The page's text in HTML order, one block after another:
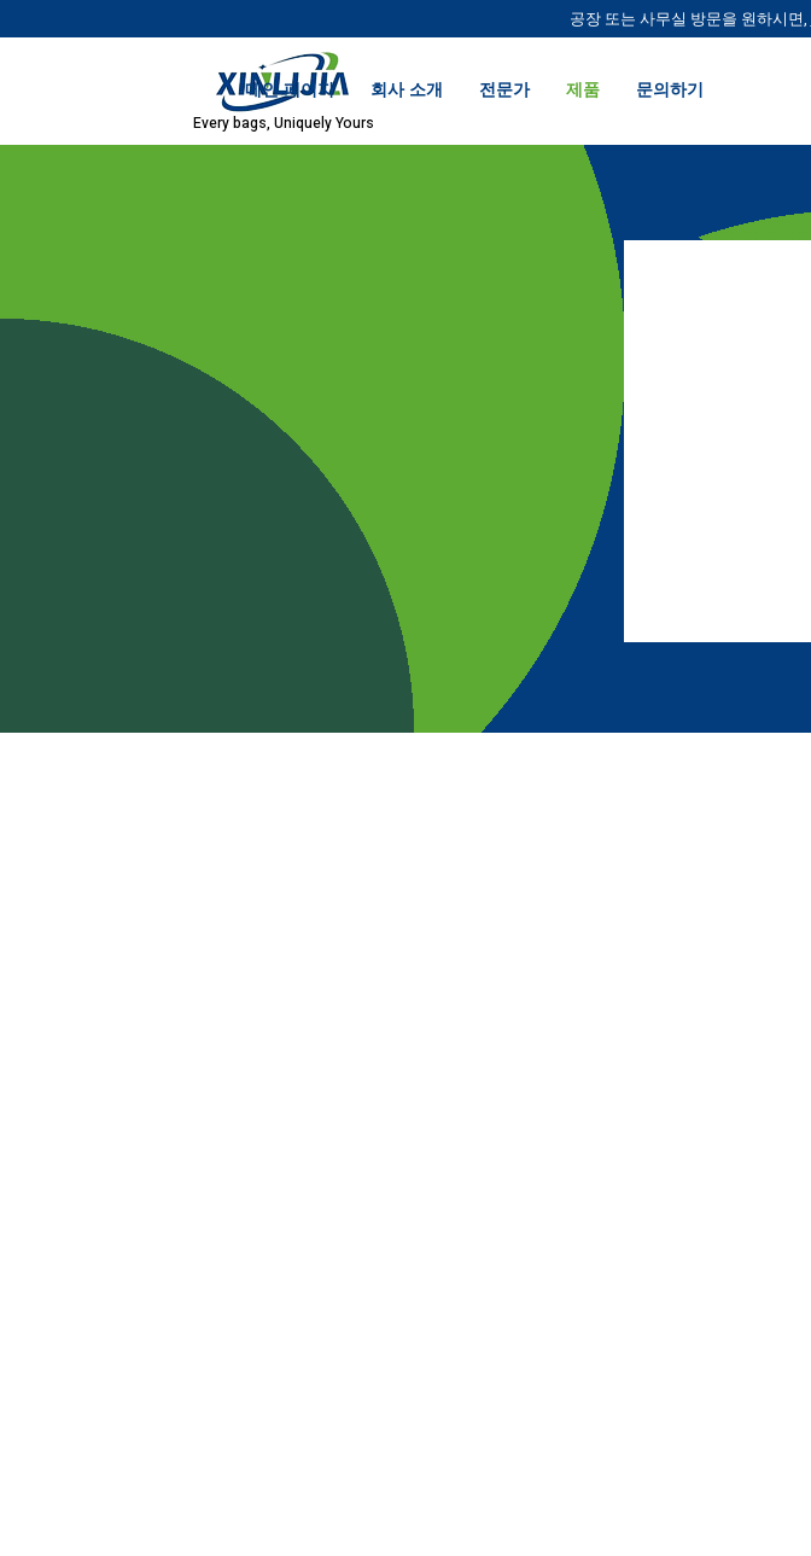
공장 또는 사무실 방문을 원하시면,
Every bags, Uniquely Yours
메인 페이지 회사 소개 전문가 제품 문의하기